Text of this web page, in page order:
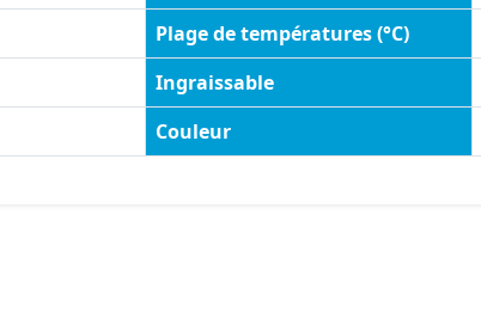
Plage de températures (°C)
Ingraissable
Couleur